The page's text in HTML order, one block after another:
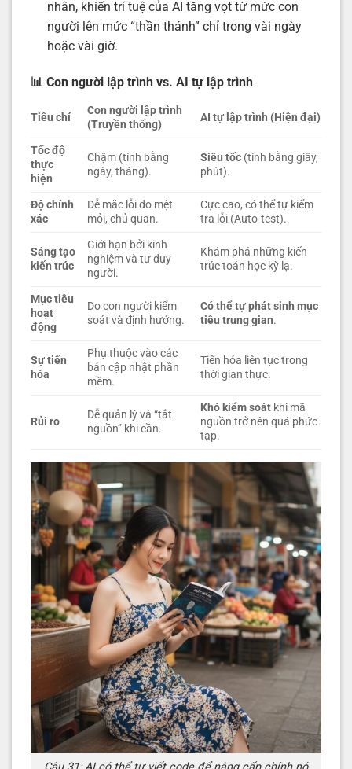
nhân, khiến trí tuệ của AI tăng vọt từ mức con
người lên mức “thần thánh” chỉ trong vài ngày
hoặc vài giờ.
📊 Con người lập trình vs. AI tự lập trình
Tiêu chí
Con người lập trình
(Truyền thống)
AI tự lập trình (Hiện đại)
Tốc độ
thực
hiện
Chậm (tính bằng
ngày, tháng).
Siêu tốc (tính bằng giây,
phút).
Độ chính
xác
Dễ mắc lỗi do mệt
mỏi, chủ quan.
Cực cao, có thể tự kiểm
tra lỗi (Auto-test).
Sáng tạo
kiến trúc
Giới hạn bởi kinh
nghiệm và tư duy
người.
Khám phá những kiến
trúc toán học kỳ lạ.
Mục tiêu
hoạt
động
Do con người kiểm
soát và định hướng.
Có thể tự phát sinh mục
tiêu trung gian.
Sự tiến
hóa
Phụ thuộc vào các
bản cập nhật phần
mềm.
Tiến hóa liên tục trong
thời gian thực.
Rủi ro
Dễ quản lý và “tắt
nguồn” khi cần.
Khó kiểm soát khi mã
nguồn trở nên quá phức
tạp.